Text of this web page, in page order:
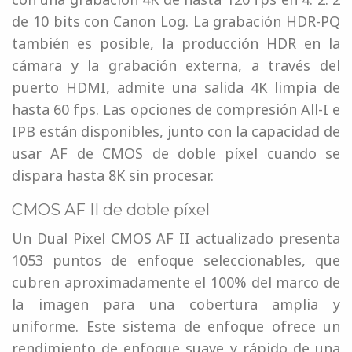
de 10 bits con Canon Log. La grabación HDR-PQ
también es posible, la producción HDR en la
cámara y la grabación externa, a través del
puerto HDMI, admite una salida 4K limpia de
hasta 60 fps. Las opciones de compresión All-I e
IPB están disponibles, junto con la capacidad de
usar AF de CMOS de doble píxel cuando se
dispara hasta 8K sin procesar.
CMOS AF II de doble píxel
Un Dual Pixel CMOS AF II actualizado presenta
1053 puntos de enfoque seleccionables, que
cubren aproximadamente el 100% del marco de
la imagen para una cobertura amplia y
uniforme. Este sistema de enfoque ofrece un